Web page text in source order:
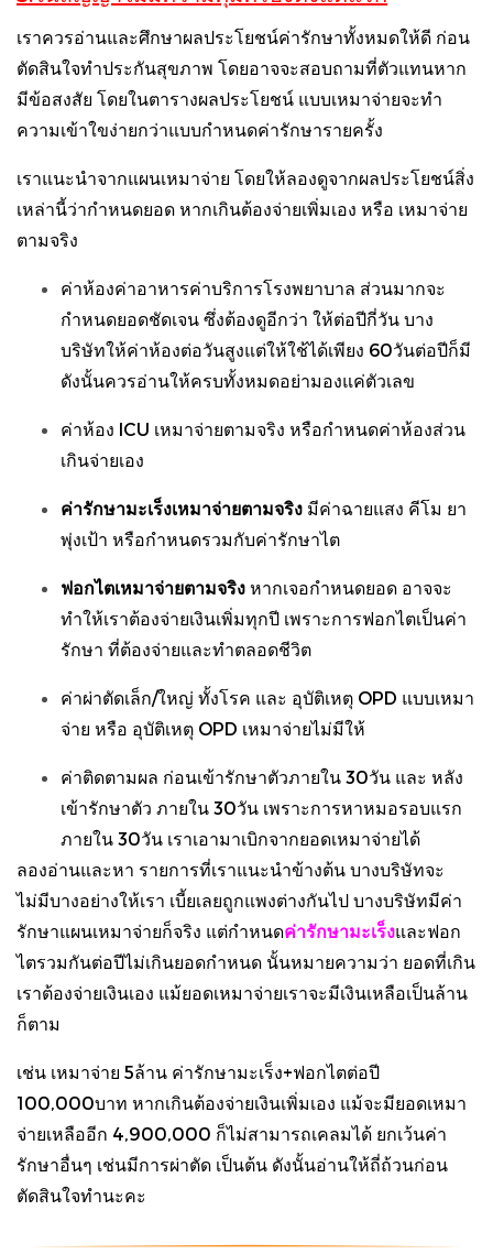
เราควรอ่านและศึกษาผลประโยชน์ค่ารักษาทั้งหมดให้ดี ก่อน
ตัดสินใจทำประกันสุขภาพ โดยอาจจะสอบถามที่ตัวแทนหาก
มีข้อสงสัย โดยในตารางผลประโยชน์ แบบเหมาจ่ายจะทำ
ความเข้าใขง่ายกว่าแบบกำหนดค่ารักษารายครั้ง
เราแนะนำจากแผนเหมาจ่าย โดยให้ลองดูจากผลประโยชน์สิ่ง
เหล่านี้ว่ากำหนดยอด หากเกินต้องจ่ายเพิ่มเอง หรือ เหมาจ่าย
ตามจริง
ค่าห้องค่าอาหารค่าบริการโรงพยาบาล ส่วนมากจะ
กำหนดยอดชัดเจน ซึ่งต้องดูอีกว่า ให้ต่อปีกี่วัน บาง
บริษัทให้ค่าห้องต่อวันสูงแต่ให้ใช้ได้เพียง 60วันต่อปีก็มี
ดังนั้นควรอ่านให้ครบทั้งหมดอย่ามองแค่ตัวเลข
ค่าห้อง ICU เหมาจ่ายตามจริง หรือกำหนดค่าห้องส่วน
เกินจ่ายเอง
ค่ารักษามะเร็งเหมาจ่ายตามจริง มีค่าฉายแสง คีโม ยา
พุ่งเป้า หรือกำหนดรวมกับค่ารักษาไต
ฟอกไตเหมาจ่ายตามจริง หากเจอกำหนดยอด อาจจะ
ทำให้เราต้องจ่ายเงินเพิ่มทุกปี เพราะการฟอกไตเป็นค่า
รักษา ที่ต้องจ่ายและทำตลอดชีวิต
ค่าผ่าตัดเล็ก/ใหญ่ ทั้งโรค และ อุบัติเหตุ OPD แบบเหมา
จ่าย หรือ อุบัติเหตุ OPD เหมาจ่ายไม่มีให้
ค่าติดตามผล ก่อนเข้ารักษาตัวภายใน 30วัน และ หลัง
เข้ารักษาตัว ภายใน 30วัน เพราะการหาหมอรอบแรก
ภายใน 30วัน เราเอามาเบิกจากยอดเหมาจ่ายได้
ลองอ่านและหา รายการที่เราแนะนำข้างต้น บางบริษัทจะ
ไม่มีบางอย่างให้เรา เบี้ยเลยถูกแพงต่างกันไป บางบริษัทมีค่า
รักษาแผนเหมาจ่ายก็จริง แต่กำหนดค่ารักษามะเร็งและฟอก
ไตรวมกันต่อปีไม่เกินยอดกำหนด นั้นหมายความว่า ยอดที่เกิน
เราต้องจ่ายเงินเอง แม้ยอดเหมาจ่ายเราจะมีเงินเหลือเป็นล้าน
ก็ตาม
เช่น เหมาจ่าย 5ล้าน ค่ารักษามะเร็ง+ฟอกไตต่อปี
100,000บาท หากเกินต้องจ่ายเงินเพิ่มเอง แม้จะมียอดเหมา
จ่ายเหลืออีก 4,900,000 ก็ไม่สามารถเคลมได้ ยกเว้นค่า
รักษาอื่นๆ เช่นมีการผ่าตัด เป็นต้น ดังนั้นอ่านให้ถี่ถ้วนก่อน
ตัดสินใจทำนะคะ